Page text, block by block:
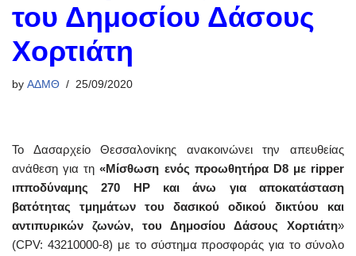
του Δημοσίου Δάσους
Χορτιάτη
by ΑΔΜΘ 25/09/2020
Το Δασαρχείο Θεσσαλονίκης ανακοινώνει την απευθείας
ανάθεση για τη«Μίσθωση ενός προωθητήρα D8 με ripper
ιπποδύναμης 270 ΗΡ και άνω για αποκατάσταση
βατότητας τμημάτων του δασικού οδικού δικτύου και
αντιπυρικών ζωνών, του Δημοσίου Δάσους Χορτιάτη»
(CPV: 43210000-8) με το σύστημα προσφοράς για το σύνολο